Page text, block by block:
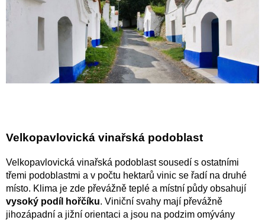
Velkopavlovická vinařská podoblast
Velkopavlovická vinařská podoblast sousedí s ostatními
třemi podoblastmi a v počtu hektarů vinic se řadí na druhé
místo. Klima je zde převážně teplé a místní půdy obsahují
vysoký podíl hořčíku. Viniční svahy mají převážně
jihozápadní a jižní orientaci a jsou na podzim omývány